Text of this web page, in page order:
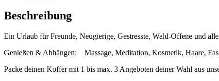
Beschreibung
Ein Urlaub für Freunde, Neugierige, Gestresste, Wald-Offene und alle
Genießen & Abhängen: Massage, Meditation, Kosmetik, Haare,
Packe deinen Koffer mit 1 bis max. 3 Angeboten deiner Wahl aus